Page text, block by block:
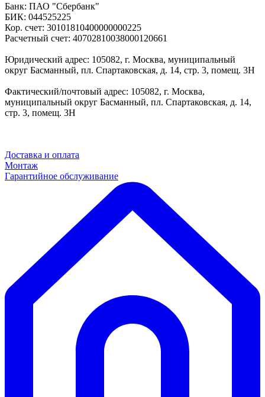
Банк: ПАО "Сбербанк"
БИК: 044525225
Кор. счет: 30101810400000000225
Расчетный счет: 40702810038000120661
Юридический адрес: 105082, г. Москва, муниципальный
округ Басманный, пл. Спартаковская, д. 14, стр. 3, помещ. 3Н
Фактический/почтовый адрес: 105082, г. Москва,
муниципальный округ Басманный, пл. Спартаковская, д. 14,
стр. 3, помещ. 3Н
Доставка и оплата
Монтаж
Гарантийное обслуживание